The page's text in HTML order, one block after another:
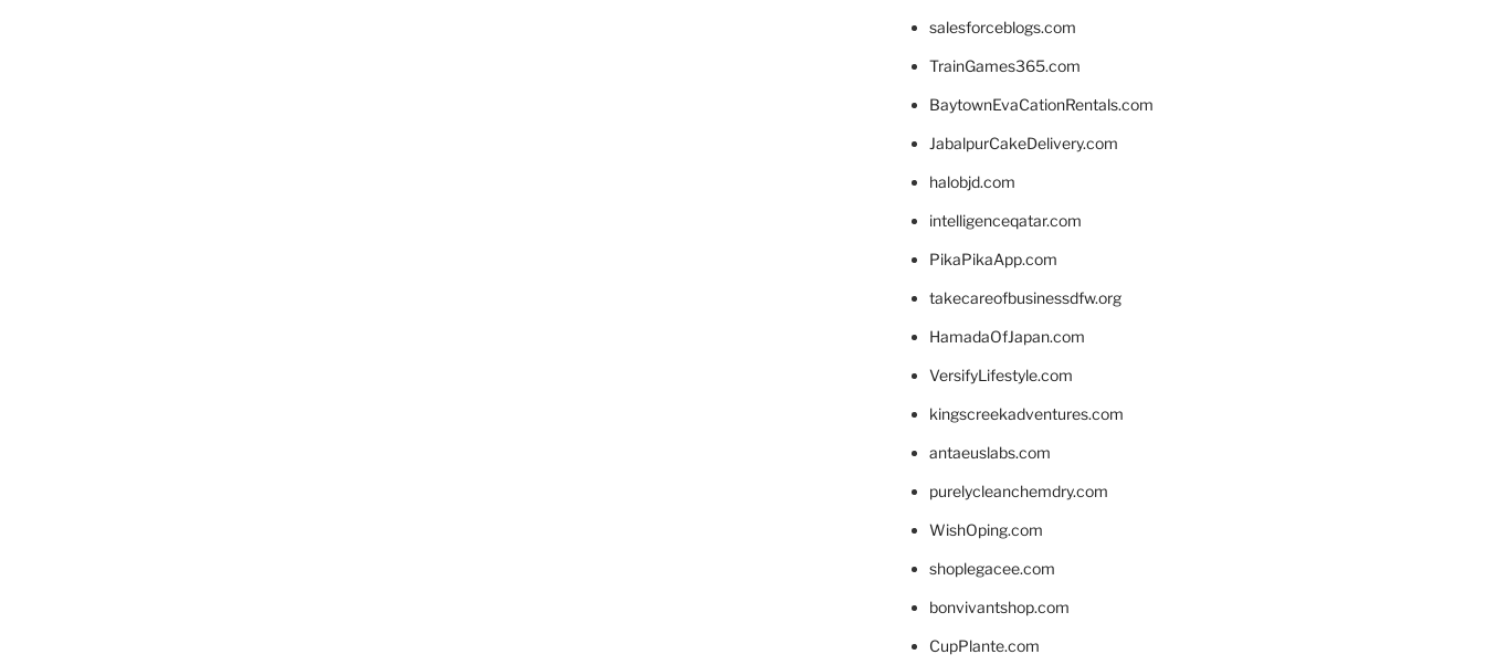
salesforceblogs.com
TrainGames365.com
BaytownEvaCationRentals.com
JabalpurCakeDelivery.com
halobjd.com
intelligenceqatar.com
PikaPikaApp.com
takecareofbusinessdfw.org
HamadaOfJapan.com
VersifyLifestyle.com
kingscreekadventures.com
antaeuslabs.com
purelycleanchemdry.com
WishOping.com
shoplegacee.com
bonvivantshop.com
CupPlante.com